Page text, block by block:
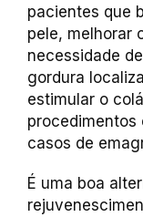
pacientes que
pele, melhorar
necessidade
gordura
estimular o
procedimentos
casos de
É uma boa